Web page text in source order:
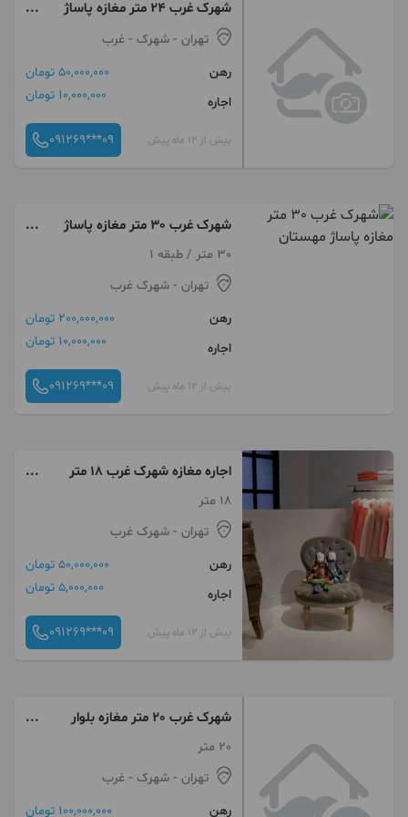
شهرک غرب ۲۴ متر مغازه پاساژ
یادگارتهران - شهرک - غرب
رهن
50,000,000 تومان
اجاره
10,000,000 تومان
بیش از 12 ماه پیش 091269***09
شهرک غرب 30 متر مغازه پاساژ
مهستان
30 متر / طبقه 1
تهران - شهرک غرب
رهن
200,000,000 تومان
اجاره
10,000,000 تومان
بیش از 12 ماه پیش 091269***09
اجاره مغازه شهرک غرب 18 متر
مغازه پاساژ یادگار
18 متر
تهران - شهرک غرب
رهن
50,000,000 تومان
اجاره
5,000,000 تومان
بیش از 12 ماه پیش 091269***09
شهرک غرب 20 متر مغازه بلوار
درختی
20 متر
تهران - شهرک - غرب
رهن
100,000,000 تومان